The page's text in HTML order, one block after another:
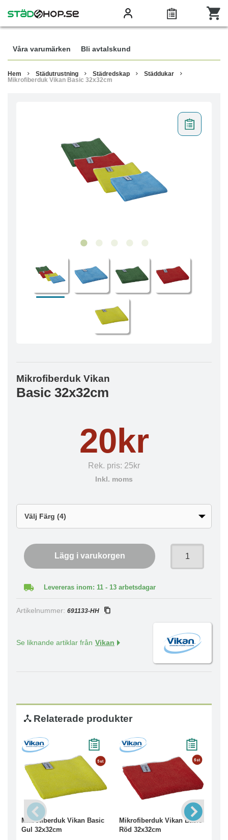
Våra varumärken Bli avtalskund
Hem Städutrustning Städredskap
Städdukar
Mikrofiberduk Vikan Basic 32x32cm
Mikrofiberduk Vikan
Basic 32x32cm
20kr
Rek. pris: 25kr
Inkl. moms
Lägg i varukorgen
Levereras inom: 11 - 13 arbetsdagar
Artikelnummer: 691133-HH
Se liknande artiklar från Vikan
Relaterade produkter
Mikrofiberduk Vikan Basic
Gul 32x32cm
Mikrofiberduk Vikan Basic
Röd 32x32cm